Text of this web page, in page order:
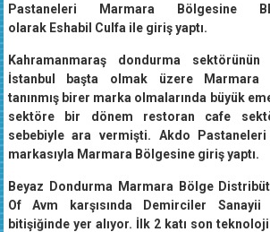
Pastaneleri Marmara Bölgesine
olarak Eshabil Culfa ile giriş yaptı.
Kahramanmaraş dondurma sektörünün
İstanbul başta olmak üzere Marmara
tanınmış birer marka olmalarında büyük
sektöre bir dönem restoran cafe
sebebiyle ara vermişti. Akdo Pastaneleri
markasıyla Marmara Bölgesine giriş yaptı.
Beyaz Dondurma Marmara Bölge
Of Avm karşısında Demirciler
bitişiğinde yer alıyor. İlk 2 katı son